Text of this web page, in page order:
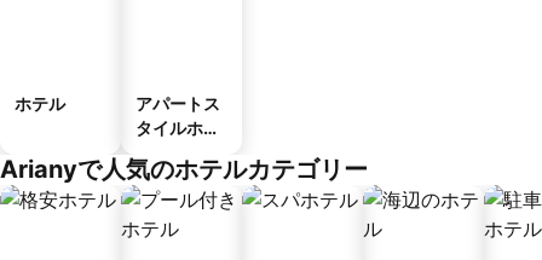
ホテル
アパートス
タイルホテ
Arianyで人気のホテルカテゴリー